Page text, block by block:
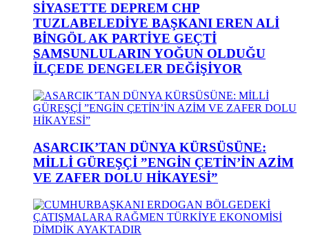
SİYASETTE DEPREM CHP
TUZLABELEDİYE BAŞKANI EREN ALİ
BİNGÖL AK PARTİYE GEÇTİ
SAMSUNLULARIN YOĞUN OLDUĞU
İLÇEDE DENGELER DEĞİŞİYOR
ASARCIK’TAN DÜNYA KÜRSÜSÜNE:
MİLLİ GÜREŞÇİ ”ENGİN ÇETİN’İN AZİM
VE ZAFER DOLU HİKAYESİ”